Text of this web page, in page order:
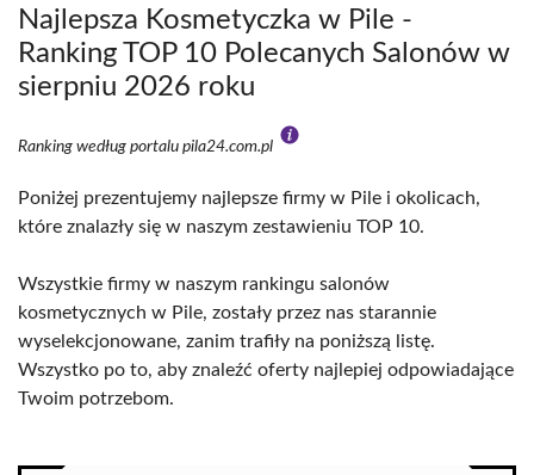
Najlepsza Kosmetyczka w Pile -
Ranking TOP 10 Polecanych Salonów w
sierpniu 2026 roku
Ranking według portalu pila24.com.pl
Poniżej prezentujemy najlepsze firmy w Pile i okolicach,
które znalazły się w naszym zestawieniu TOP 10.
Wszystkie firmy w naszym rankingu salonów
kosmetycznych w Pile, zostały przez nas starannie
wyselekcjonowane, zanim trafiły na poniższą listę.
Wszystko po to, aby znaleźć oferty najlepiej odpowiadające
Twoim potrzebom.